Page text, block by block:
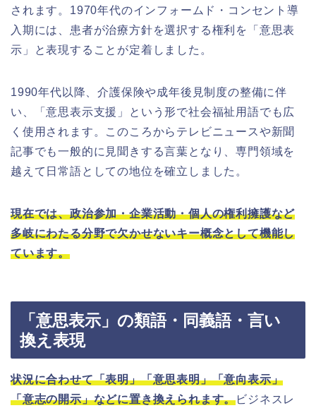
されます。1970年代のインフォームド・コンセント導
入期には、患者が治療方針を選択する権利を「意思表
示」と表現することが定着しました。
1990年代以降、介護保険や成年後見制度の整備に伴
い、「意思表示支援」という形で社会福祉用語でも広
く使用されます。このころからテレビニュースや新聞
記事でも一般的に見聞きする言葉となり、専門領域を
越えて日常語としての地位を確立しました。
現在では、政治参加・企業活動・個人の権利擁護など
多岐にわたる分野で欠かせないキー概念として機能し
ています。
「意思表示」の類語・同義語・言い
換え表現
状況に合わせて「表明」「意思表明」「意向表示」
「意志の開示」などに置き換えられます。ビジネスレ